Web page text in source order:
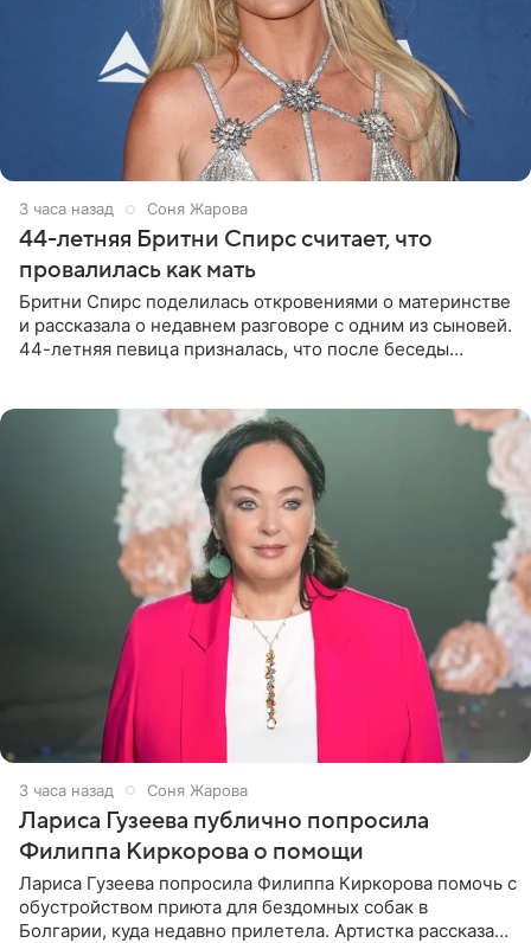
3 часа назад Соня Жарова
44-летняя Бритни Спирс считает, что
провалилась как мать
Бритни Спирс поделилась откровениями о материнстве
и рассказала о недавнем разговоре с одним из сыновей.
44-летняя певица призналась, что после беседы
3 часа назад Соня Жарова
Лариса Гузеева публично попросила
Филиппа Киркорова о помощи
Лариса Гузеева попросила Филиппа Киркорова помочь с
обустройством приюта для бездомных собак в
Болгарии, куда недавно прилетела. Артистка рассказала